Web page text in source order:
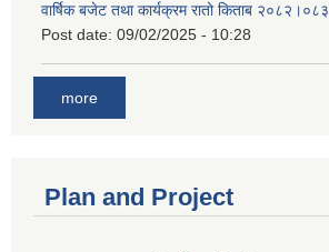
वार्षिक बजेट तथा कार्यक्रम रातो किताब २०८२।०८३
Post date: 09/02/2025 - 10:28
more
Plan and Project